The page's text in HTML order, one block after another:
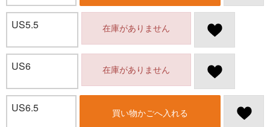
US5.5 在庫がありません
US6 在庫がありません
US6.5 買い物かごへ入れる